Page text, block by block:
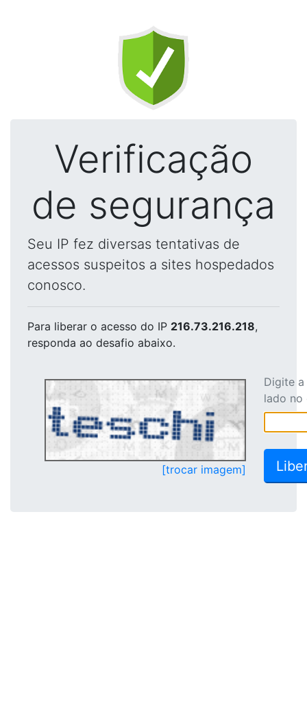
Verificação
de segurança
Seu IP fez diversas tentativas de
acessos suspeitos a sites hospedados
conosco.
Para liberar o acesso do IP 216.73.216.218,
responda ao desafio abaixo.
[trocar imagem]
Digite
lado no